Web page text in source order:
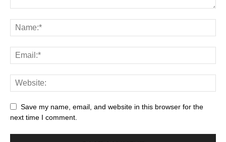
Save my name, email, and website in this browser for the
next time I comment.